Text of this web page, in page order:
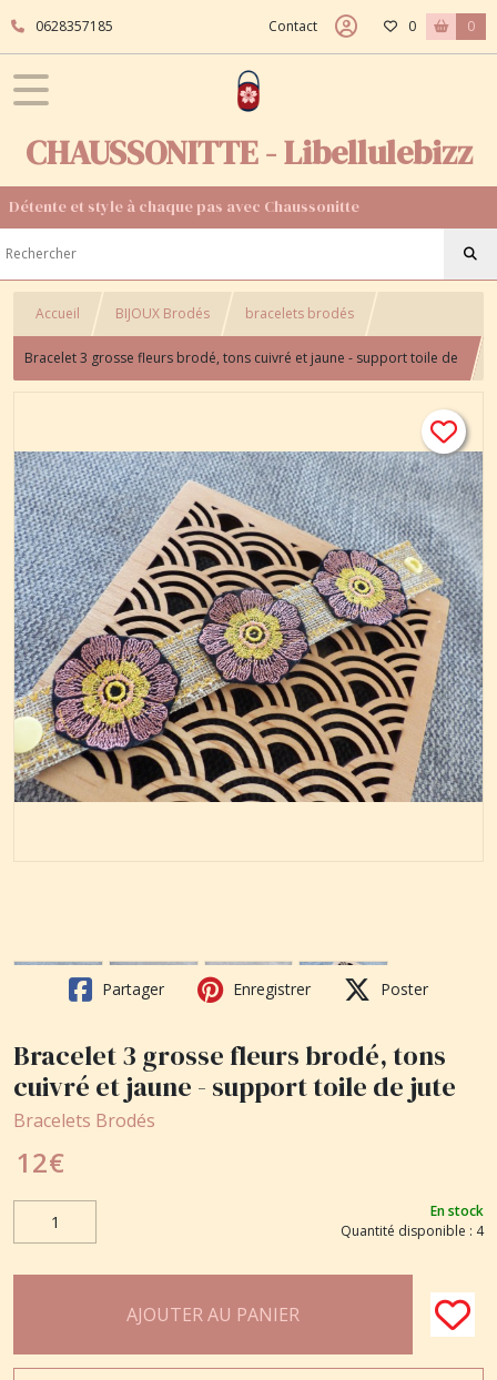
0628357185 Contact 0 0
CHAUSSONITTE - Libellulebizz
Détente et style à chaque pas avec Chaussonitte
Accueil BIJOUX Brodés bracelets brodés
Bracelet 3 grosse fleurs brodé, tons cuivré et jaune - support toile de
Partager Enregistrer Poster
Bracelet 3 grosse fleurs brodé, tons
cuivré et jaune - support toile de jute
Bracelets Brodés
12€
En stock
Quantité disponible : 4
AJOUTER AU PANIER